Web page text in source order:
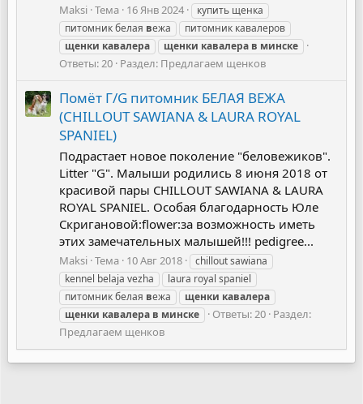
Maksi Тема 16 Янв 2024
купить щенка
питомник белая вежа
питомник кавалеров
щенки кавалера щенки кавалера в минске
Ответы: 20 Раздел: Предлагаем щенков
Помёт Г/G питомник БЕЛАЯ ВЕЖА
(CHILLOUT SAWIANA & LAURA ROYAL
SPANIEL)
Подрастает новое поколение "беловежиков".
Litter "G". Малыши родились 8 июня 2018 от
красивой пары CHILLOUT SAWIANA & LAURA
ROYAL SPANIEL. Особая благодарность Юле
Скригановой:flower:за возможность иметь
этих замечательных малышей!!! pedigree...
Maksi Тема 10 Авг 2018
chillout sawiana
kennel belaja vezha
laura royal spaniel
питомник белая вежа щенки кавалера
щенки кавалера в минске Ответы: 20 Раздел:
Предлагаем щенков